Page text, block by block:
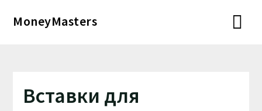
MoneyMasters
Вставки для